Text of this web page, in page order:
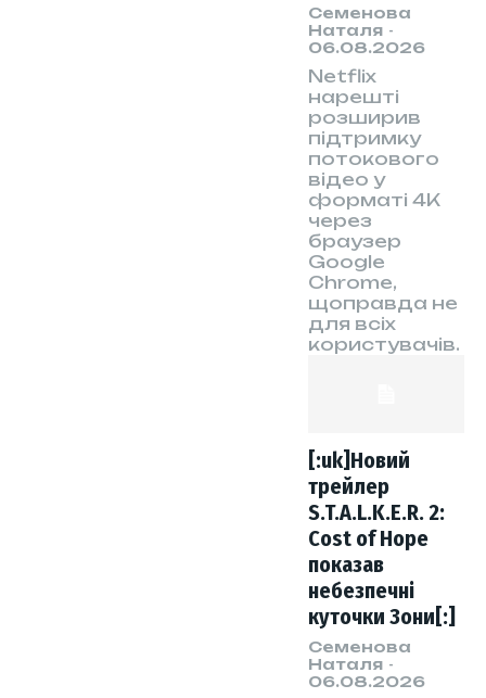
Семенова
Наталя -
06.08.2026
Netflix
нарешті
розширив
підтримку
потокового
відео у
форматі 4K
через
браузер
Google
Chrome,
щоправда не
для всіх
користувачів.
[:uk]Новий
трейлер
S.T.A.L.K.E.R. 2:
Cost of Hope
показав
небезпечні
куточки Зони[:]
Семенова
Наталя -
06.08.2026